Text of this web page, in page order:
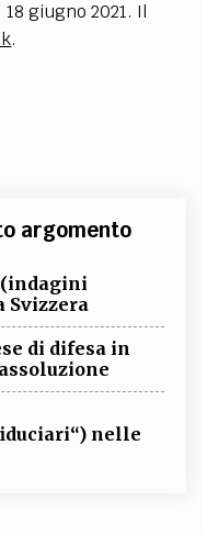
18 giugno 2021. Il
.
argomento
Svizzera
di difesa in
nelle